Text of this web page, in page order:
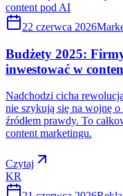
22 czerwca 2026
Budżety 2025:
inwestować w
Nadchodzi cicha
nie szykują się na wojnę
źródłem prawdy. To
content marketingu.
Czytaj
KR